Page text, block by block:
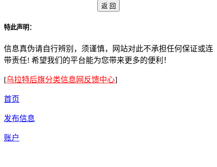
特此声明：
信息真伪请自行辨别，须谨慎，网站对此不承担任何保证或连
带责任! 希望我们的平台能为您带来更多的便利！
[乌拉特后旗分类信息网反馈中心]
首页
发布信息
账户